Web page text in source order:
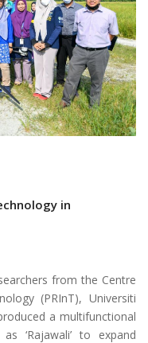
in
from the Centre
(PRInT), Universiti
a multifunctional
‘Rajawali’ to expand